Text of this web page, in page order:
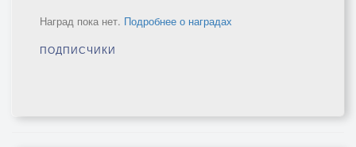
Наград пока нет. Подробнее о наградах
ПОДПИСЧИКИ